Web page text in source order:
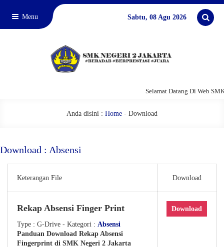
Menu Sabtu, 08 Agu 2026
Selamat Datang Di Web
Anda disini : Home - Download
Download : Absensi
Keterangan File Download
Rekap Absensi Finger Print
Type : G-Drive - Kategori : Absensi
Panduan Download Rekap Absensi
Fingerprint di SMK Negeri 2 Jakarta
Download